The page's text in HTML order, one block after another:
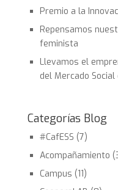
Premio a la
Repensamos
feminista
Llevamos el
del Mercado Social
Categorías Blog
#CafESS (7)
Acompañamiento
Campus (11)